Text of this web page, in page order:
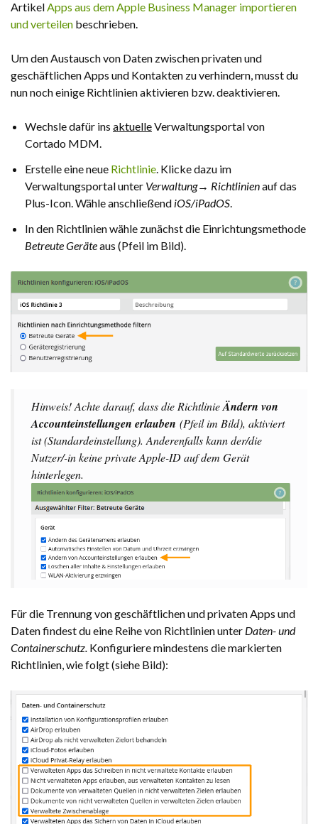
ArtikelApps aus dem Apple Business Manager importieren
und verteilen beschrieben.
Um den Austausch von Daten zwischen privaten und
geschäftlichen Apps und Kontakten zu verhindern, musst du
nun noch einige Richtlinien aktivieren bzw. deaktivieren.
Wechsle dafür ins aktuelleVerwaltungsportal von
Cortado MDM.
Erstelle eine neue Richtlinie. Klicke dazu im
Verwaltungsportal unter Verwaltung→ Richtlinienauf das
Plus-Icon. Wähle anschließend iOS/iPadOS.
In den Richtlinien wähle zunächst die Einrichtungsmethode
Betreute Geräteaus (Pfeil im Bild).
Hinweis! Achte darauf, dass die RichtlinieÄndern von
Accounteinstellungen erlauben (Pfeil im Bild), aktiviert
ist (Standardeinstellung). Anderenfalls kann der/die
Nutzer/-in keine private Apple-ID auf dem Gerät
hinterlegen.
Für die Trennung von geschäftlichen und privaten Apps und
Daten findest du eine Reihe von Richtlinien unter Daten- und
Containerschutz. Konfiguriere mindestens die markierten
Richtlinien, wie folgt (siehe Bild):